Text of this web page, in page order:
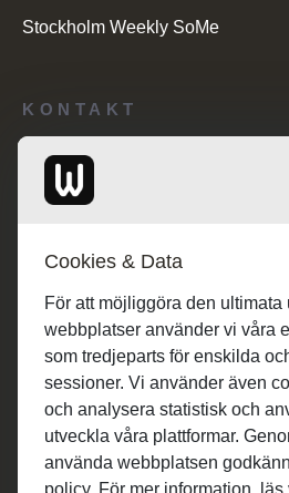
KONTAKT
Redaktionen:
Stockholm Weekly SoMe
Cookies & Data
För att möjliggöra den
webbplatser använder vi våra
som tredjeparts för enskilda
sessioner. Vi använder även
och analysera statistisk och
utveckla våra plattformar.
använda webbplatsen
policy. För mer information, läs